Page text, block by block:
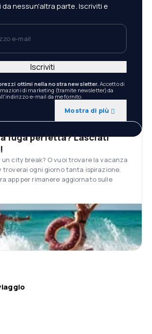
nessun'altra parte. Iscriviti e
e-mail
ottimi nella nostra newsletter. Accetto di
di marketing (tramite newsletter) da
e-mail da me fornito.
Mostra di più
Iscriviti
fuga perfetta? Lasciati
un city break? O vuoi trovare la vacanza
troverai ogni giorno tanta ispirazione.
app per rimanere aggiornato sulle